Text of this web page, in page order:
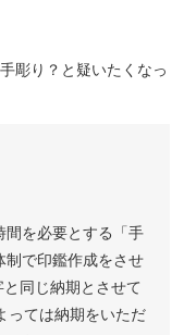
彫り？と疑いたくなっ
間を必要とする「手
制で印鑑作成をさせ
同じ納期とさせて
っては納期をいただ